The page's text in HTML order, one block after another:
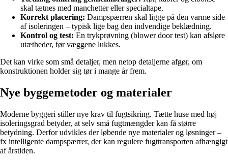
skal tætnes med manchetter eller specialtape.
Korrekt placering: Dampspærren skal ligge på den varme side
af isoleringen – typisk lige bag den indvendige beklædning.
Kontrol og test: En trykprøvning (blower door test) kan afsløre
utætheder, før væggene lukkes.
Det kan virke som små detaljer, men netop detaljerne afgør, om
konstruktionen holder sig tør i mange år frem.
Nye byggemetoder og materialer
Moderne byggeri stiller nye krav til fugtsikring. Tætte huse med høj
isoleringsgrad betyder, at selv små fugtmængder kan få større
betydning. Derfor udvikles der løbende nye materialer og løsninger –
fx intelligente dampspærrer, der kan regulere fugttransporten afhængigt
af årstiden.